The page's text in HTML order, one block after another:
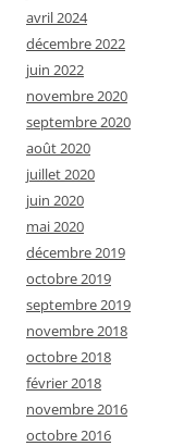
avril 2024
décembre 2022
juin 2022
novembre 2020
septembre 2020
août 2020
juillet 2020
juin 2020
mai 2020
décembre 2019
octobre 2019
septembre 2019
novembre 2018
octobre 2018
février 2018
novembre 2016
octobre 2016